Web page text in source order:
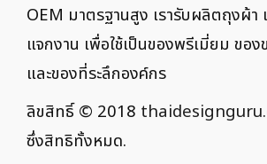
OEM มาตรฐานสูง เรารับผลิตถุงผ้า
แจกงาน เพื่อใช้เป็นของพรีเมี่ยม ขอ
และของที่ระลึกองค์กร
ลิขสิทธิ์ © 2018
ซึ่งสิทธิทั้งหมด.